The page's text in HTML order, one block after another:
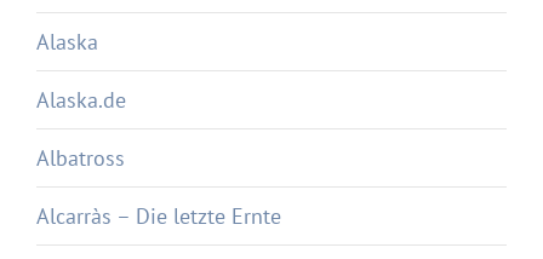
Alaska
Alaska.de
Albatross
Alcarràs – Die letzte Ernte